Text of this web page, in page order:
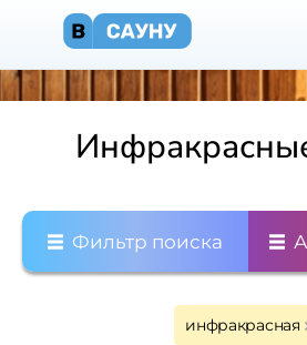
Фильтр поиска
инфракрасная